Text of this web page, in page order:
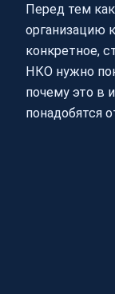
Перед тем
организацию
конкретное,
НКО нужно
почему это в
понадобятся